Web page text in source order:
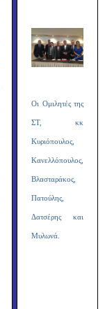
Οι Ομιλητές της
ΣΤ, κκ
Κυριόπουλος,
Κανελλόπουλος,
Βλασταράκος,
Πατούλης,
Δατσέρης και
Μυλωνά.